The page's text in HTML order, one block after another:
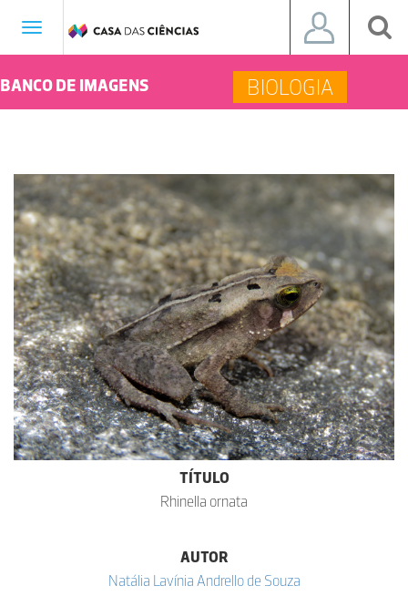
Toggle
BANCO DE IMAGENS BIOLOGIA
TÍTULO
Rhinella ornata
AUTOR
Natália Lavínia Andrello de Souza